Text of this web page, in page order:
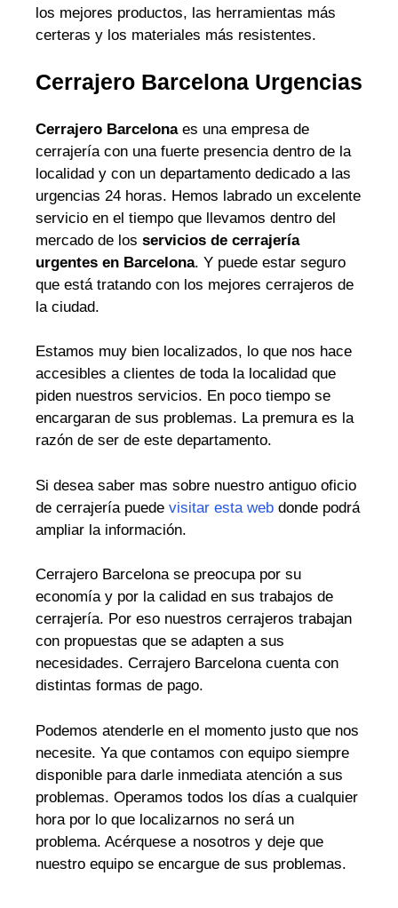
los mejores productos, las herramientas más
certeras y los materiales más resistentes.
Cerrajero Barcelona Urgencias
Cerrajero Barcelonaes una empresa de
cerrajería con una fuerte presencia dentro de la
localidad y con un departamento dedicado a las
urgencias 24 horas. Hemos labrado un excelente
servicio en el tiempo que llevamos dentro del
mercado de los servicios de cerrajería
urgentes en Barcelona. Y puede estar seguro
que está tratando con los mejores cerrajeros de
la ciudad.
Estamos muy bien localizados, lo que nos hace
accesibles a clientes de toda la localidad que
piden nuestros servicios. En poco tiempo se
encargaran de sus problemas. La premura es la
razón de ser de este departamento.
Si desea saber mas sobre nuestro antiguo oficio
de cerrajería puede visitar esta web donde podrá
ampliar la información.
Cerrajero Barcelona se preocupa por su
economía y por la calidad en sus trabajos de
cerrajería. Por eso nuestros cerrajeros trabajan
con propuestas que se adapten a sus
necesidades. Cerrajero Barcelona cuenta con
distintas formas de pago.
Podemos atenderle en el momento justo que nos
necesite. Ya que contamos con equipo siempre
disponible para darle inmediata atención a sus
problemas. Operamos todos los días a cualquier
hora por lo que localizarnos no será un
problema. Acérquese a nosotros y deje que
nuestro equipo se encargue de sus problemas.